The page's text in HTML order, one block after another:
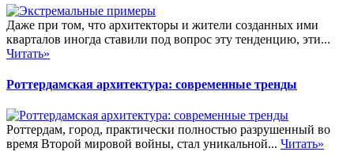
Даже при том, что архитекторы и жители созданных ими
кварталов иногда ставили под вопрос эту тенденцию, эти...
Читать»
Роттердамская архитектура: современные тренды
Роттердам, город, практически полностью разрушенный во
время Второй мировой войны, стал уникальной... Читать»